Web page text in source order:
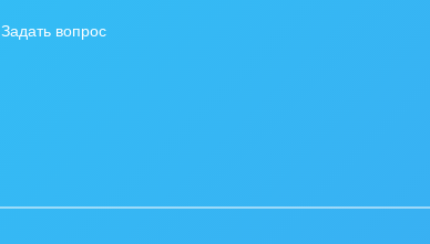
Задать вопрос